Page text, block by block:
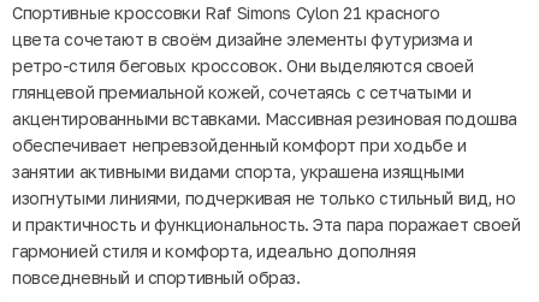
Спортивные кроссовки Raf Simons Cylon 21 красного
цвета сочетают в своём дизайне элементы футуризма и
ретро-стиля беговых кроссовок. Они выделяются своей
глянцевой премиальной кожей, сочетаясь с сетчатыми и
акцентированными вставками. Массивная резиновая подошва
обеспечивает непревзойденный комфорт при ходьбе и
занятии активными видами спорта, украшена изящными
изогнутыми линиями, подчеркивая не только стильный вид, но
и практичность и функциональность. Эта пара поражает своей
гармонией стиля и комфорта, идеально дополняя
повседневный и спортивный образ.